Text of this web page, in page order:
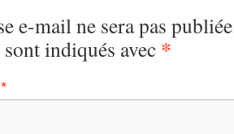
e-mail ne sera pas
indiqués avec *
*